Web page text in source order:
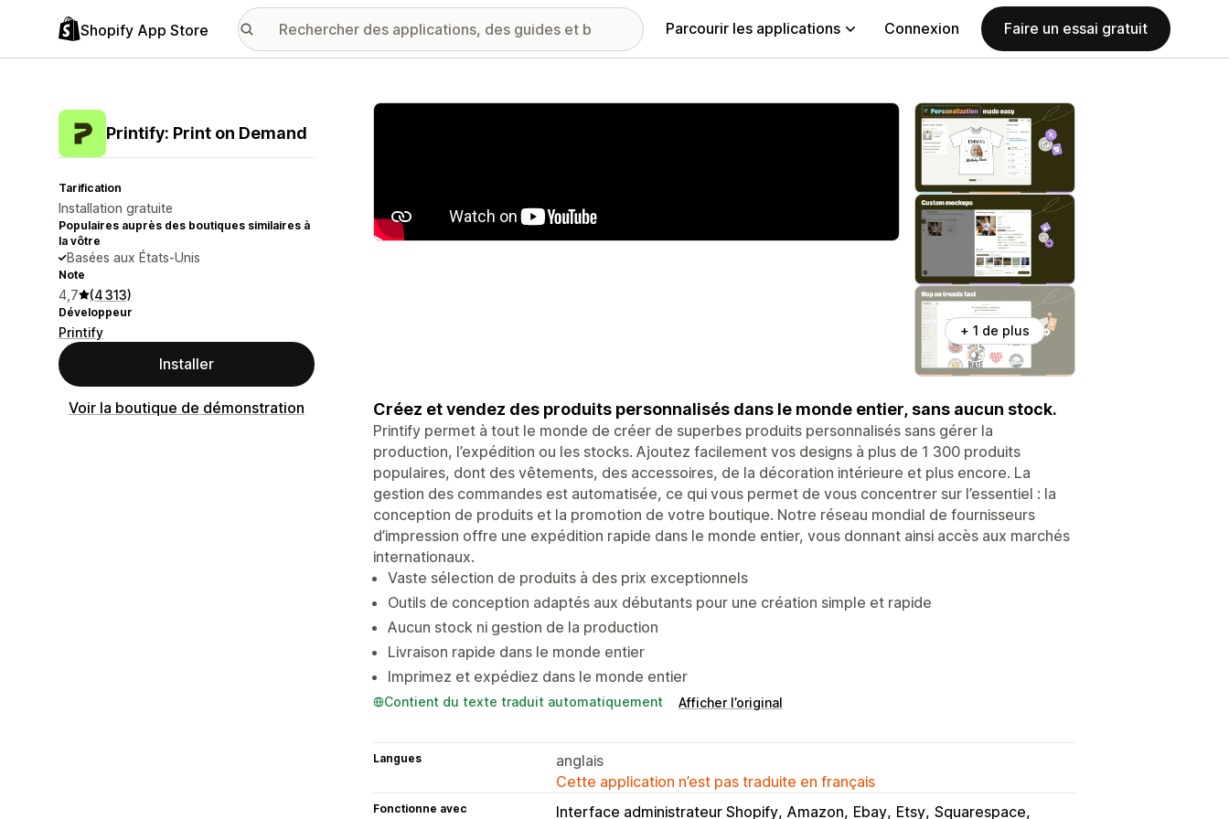
Shopify App Store Parcourir les applications Connexion Faire un essai gratuit
Printify: Print on Demand
Tarification
Installation gratuite
Populaires auprès des boutiques similaires à
la vôtre
Basées aux États-Unis
Note
4,7 (4 313)
Développeur
Printify
Installer
Voir la boutique de démonstration
Galerie d’images vedette
+ 1 de plus
Créez et vendez des produits personnalisés dans le monde entier, sans aucun stock.
Printify permet à tout le monde de créer de superbes produits personnalisés sans gérer la
production, l’expédition ou les stocks. Ajoutez facilement vos designs à plus de 1 300 produits
populaires, dont des vêtements, des accessoires, de la décoration intérieure et plus encore. La
gestion des commandes est automatisée, ce qui vous permet de vous concentrer sur l’essentiel : la
conception de produits et la promotion de votre boutique. Notre réseau mondial de fournisseurs
d’impression offre une expédition rapide dans le monde entier, vous donnant ainsi accès aux marchés
internationaux.
Vaste sélection de produits à des prix exceptionnels
Outils de conception adaptés aux débutants pour une création simple et rapide
Aucun stock ni gestion de la production
Livraison rapide dans le monde entier
Imprimez et expédiez dans le monde entier
Contient du texte traduit automatiquement Afficher l’original
Langues
anglais
Cette application n’est pas traduite en français
Fonctionne avec Interface administrateur Shopify Amazon Ebay Etsy Squarespace